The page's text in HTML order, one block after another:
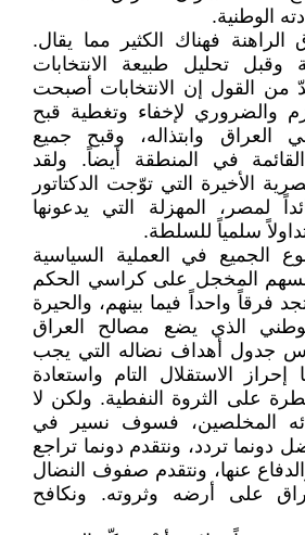
الوطنية.
الراهنة فهناك الكثير مما يقال.
تحليل طبيعة الانتخابات
من القول إن الانتخابات أصبحت
والضروري لإخفاء وتغطية قبح
العراق وابتذاله، وقبح جميع
القائمة في المنطقة أيضاً. ولقد
الأخيرة التي توّجت الدكتاتور
لمصر، المهزلة التي يدعونها
سلمياً للسلطة.
الجميع في العملية السياسية
المخجل على كراسي الحكم
فرقاً واحداً فيما بينهم، والحيرة
الوطني الذي يضع مصالح العراق
راس جدول أهداف نضاله التي يجب
الاستقلال التام واستعادة
على الثروة النفطية. ولكن لا
المخلصين، فسوف نسير في
دونما تردد، ونتقدم دونما تراجع
عنها، ونتقدم صفوف النضال
على أرضه وثروته. ونكافح